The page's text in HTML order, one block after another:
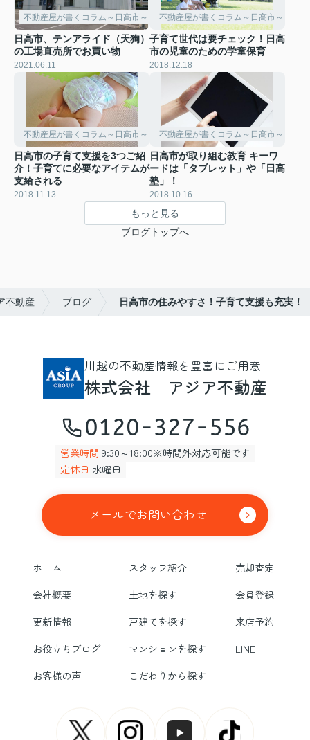
不動産屋が書くコラム～日高市～
日高市、テンアライド（天狗）
の工場直売所でお買い物
2021.06.11
不動産屋が書くコラム～日高市～
子育て世代は要チェック！日高
市の児童のための学童保育
2018.12.18
不動産屋が書くコラム～日高市～
日高市の子育て支援を3つご紹
介！子育てに必要なアイテムが
支給される
2018.11.13
不動産屋が書くコラム～日高市～
日高市が取り組む教育 キーワ
ードは「タブレット」や「日高
塾」！
2018.10.16
もっと見る
ブログトップへ
不動産 ブログ 日高市の住みやすさ！子育て支援も充実！
川越の不動産情報を豊富にご用意
株式会社 アジア不動産
0120-327-556
営業時間 9:30～18:00※時間外対応可能です
定休日 水曜日
メールでお問い合わせ
ホーム スタッフ紹介
売却査定
会社概要
土地を探す
会員登録
更新情報
戸建てを探す
来店予約
お役立ちブログ
マンションを探す
LINE
お客様の声
こだわりから探す